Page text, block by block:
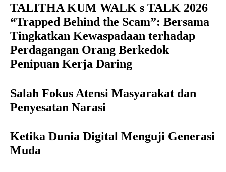
TALITHA KUM WALK s TALK 2026
“Trapped Behind the Scam”: Bersama
Tingkatkan Kewaspadaan terhadap
Perdagangan Orang Berkedok
Penipuan Kerja Daring
Salah Fokus Atensi Masyarakat dan
Penyesatan Narasi
Ketika Dunia Digital Menguji Generasi
Muda